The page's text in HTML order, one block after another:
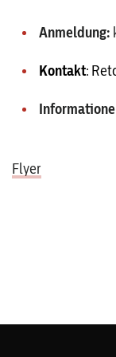
Anmeldung:
Kontakt:
Flyer